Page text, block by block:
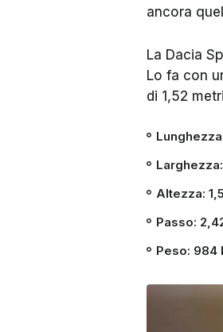
ancora
La Dacia
Lo fa con
di 1,52
Lunghezza
Larghezza
Altezza:
Passo:
Peso: 984